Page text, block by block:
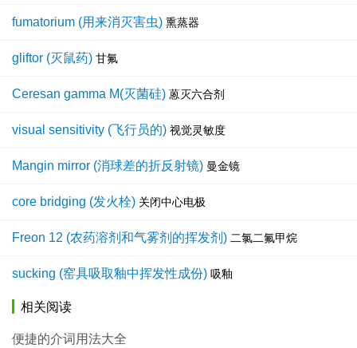
fumatorium (用来消灭害虫) 熏蒸器
gliftor (灭鼠药) 甘氟
Ceresan gamma M(灭菌硅) 蒽灭六合剂
visual sensitivity (飞行员的) 视觉灵敏度
Mangin mirror (消球差的折反射镜) 曼金镜
core bridging (发火栓) 关闭中心电极
Freon 12 (农药溶剂和气雾剂的挥发剂) 二氯二氟甲烷
sucking (窑具吸取釉中挥发性成份) 吸釉
相关阅读
便捷的介词用法大全